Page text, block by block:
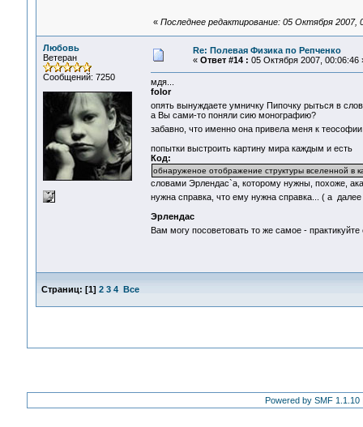
« Последнее редактирование: 05 Октября 2007,
Любовь
Ветеран
Сообщений: 7250
Re: Полевая Физика по Репченко
« Ответ #14 : 05 Октября 2007, 00:06:46
мдя...
folor
опять вынуждаете умничку Пипочку рыться в
а Вы сами-то поняли сию монографию?
забавно, что именно она привела меня к
попытки выстроить картину мира каждым и есть
Код:
обнаруженое отображение структуры вселенной в
словами Эрлендас`а, которому нужны, похоже,
нужна справка, что ему нужна справка... ( а
Эрлендас
Вам могу посоветовать то же самое -
Страниц: [1] 2 3 4 Все
Powered by SMF 1.1.10